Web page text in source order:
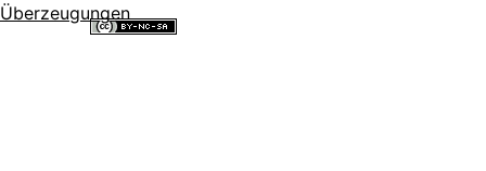
Überzeugungen